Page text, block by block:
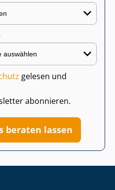
gelesen und
abonnieren.
beraten lassen